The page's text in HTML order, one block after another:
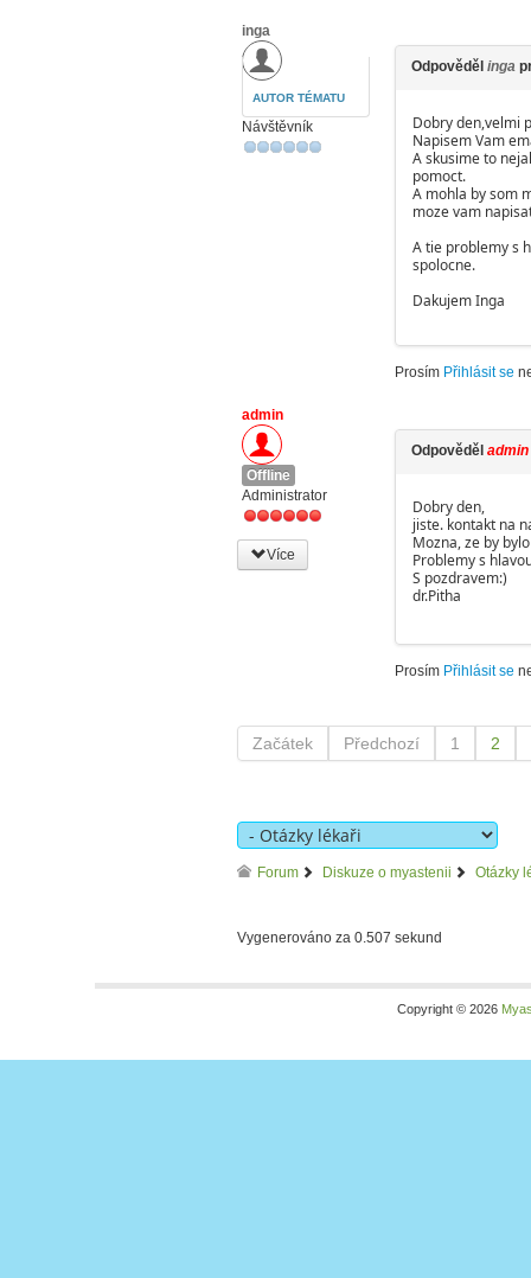
inga
AUTOR TÉMATU
Návštěvník
Odpověděl inga
Dobry den,velmi
Napisem Vam
A skusime to
pomoct.
A mohla by som
moze vam
A tie problemy s
spolocne.
Dakujem Inga
Prosím Přihlásit se
admin
Offline
Administrator
Více
Odpověděl admin
Dobry den,
jiste. kontakt na
Mozna, ze by
Problemy s
S pozdravem:)
dr.Pitha
Prosím Přihlásit se
Začátek Předchozí 1 2
Forum Diskuze o myastenii Otázky
Vygenerováno za 0.507 sekund
Copyright © 2026